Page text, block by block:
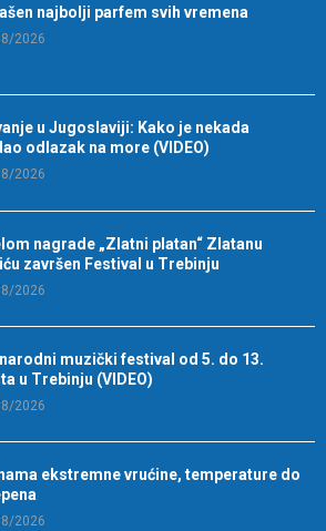
najbolji parfem svih vremena
2026
u Jugoslaviji: Kako je nekada
odlazak na more (VIDEO)
2026
nagrade „Zlatni platan“ Zlatanu
završen Festival u Trebinju
2026
muzički festival od 5. do 13.
u Trebinju (VIDEO)
2026
ekstremne vrućine, temperature do
2026